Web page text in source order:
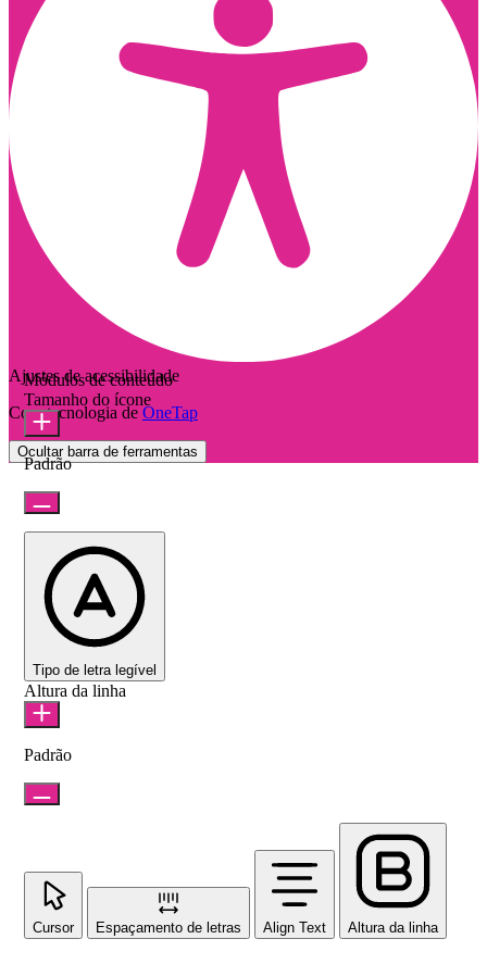
Ajustes de acessibilidade
Com tecnologia de OneTap
Ocultar barra de ferramentas
Módulos de conteúdo
Tamanho do ícone
Padrão
Tipo de letra legível
Altura da linha
Padrão
Cursor Espaçamento de letras Align Text Altura da linha